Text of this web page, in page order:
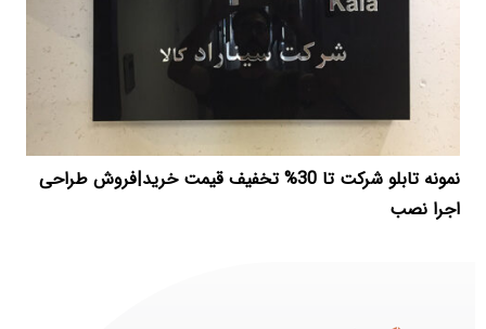
نمونه تابلو شرکت تا 30% تخفیف قیمت خرید|فروش طراحی
اجرا نصب